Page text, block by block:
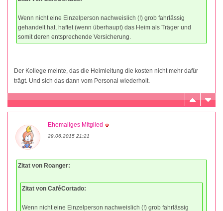
Wenn nicht eine Einzelperson nachweislich (!) grob fahrlässig
gehandelt hat, haftet (wenn überhaupt) das Heim als Träger und
somit deren entsprechende Versicherung.
Der Kollege meinte, das die Heimleitung die kosten nicht mehr dafür
trägt. Und sich das dann vom Personal wiederholt.
Ehemaliges Mitglied
29.06.2015 21:21
Zitat von Roanger:
Zitat von CaféCortado:
Wenn nicht eine Einzelperson nachweislich (!) grob fahrlässig